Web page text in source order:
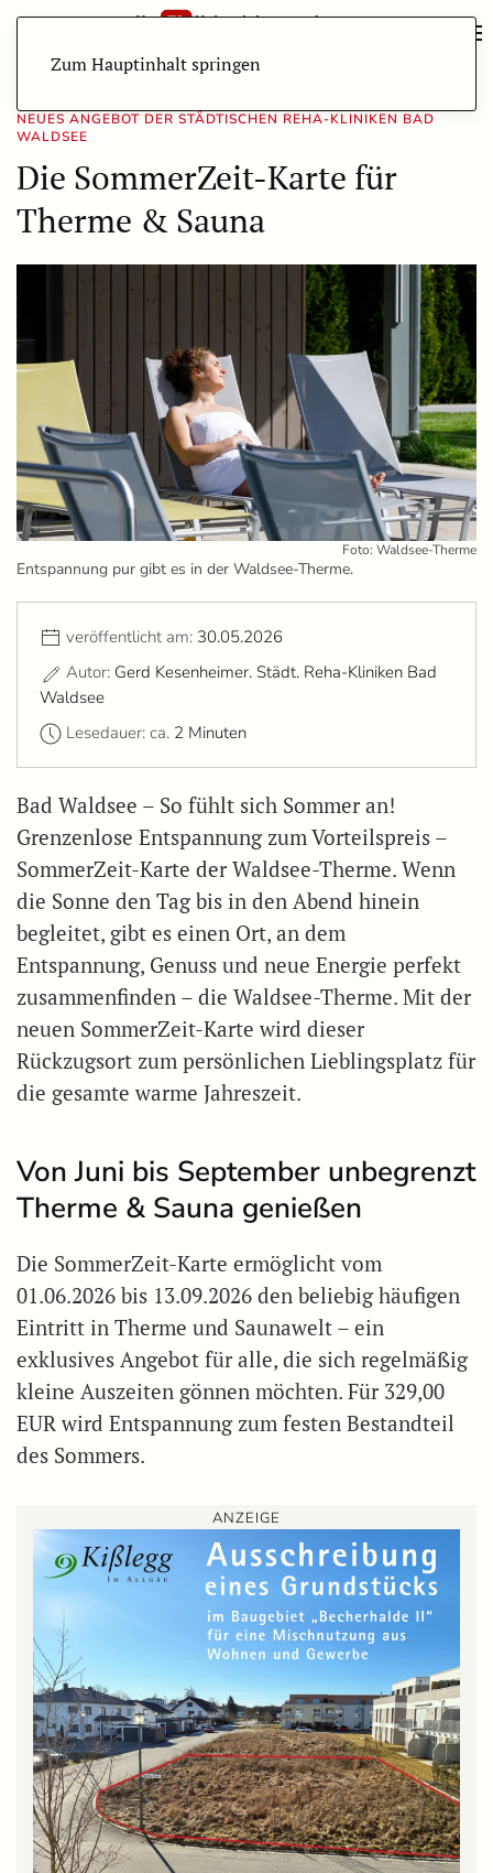
Zum Hauptinhalt springen
NEUES ANGEBOT DER STÄDTISCHEN REHA-KLINIKEN BAD
WALDSEE
Die SommerZeit-Karte für
Therme & Sauna
Foto: Waldsee-Therme
Entspannung pur gibt es in der Waldsee-Therme.
veröffentlicht am: 30.05.2026
Autor: Gerd Kesenheimer. Städt. Reha-Kliniken Bad
Waldsee
Lesedauer: ca. 2 Minuten
Bad Waldsee – So fühlt sich Sommer an!
Grenzenlose Entspannung zum Vorteilspreis –
SommerZeit-Karte der Waldsee-Therme. Wenn
die Sonne den Tag bis in den Abend hinein
begleitet, gibt es einen Ort, an dem
Entspannung, Genuss und neue Energie perfekt
zusammenfinden – die Waldsee-Therme. Mit der
neuen SommerZeit-Karte wird dieser
Rückzugsort zum persönlichen Lieblingsplatz für
die gesamte warme Jahreszeit.
Von Juni bis September unbegrenzt
Therme & Sauna genießen
Die SommerZeit-Karte ermöglicht vom
01.06.2026 bis 13.09.2026 den beliebig häufigen
Eintritt in Therme und Saunawelt – ein
exklusives Angebot für alle, die sich regelmäßig
kleine Auszeiten gönnen möchten. Für 329,00
EUR wird Entspannung zum festen Bestandteil
des Sommers.
ANZEIGE